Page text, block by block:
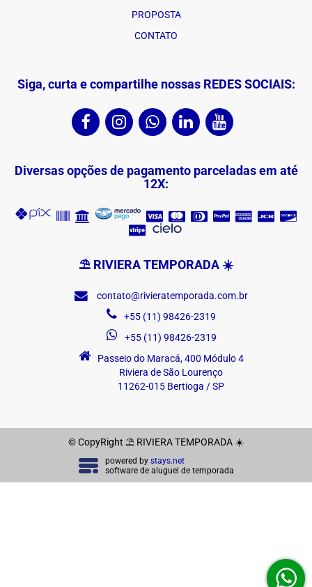
PROPOSTA
CONTATO
Siga, curta e compartilhe nossas REDES SOCIAIS:
Diversas opções de pagamento parceladas em até
12X:
⛱ RIVIERA TEMPORADA ☀️
contato@rivieratemporada.com.br
+55 (11) 98426-2319
+55 (11) 98426-2319
Passeio do Maracá, 400 Módulo 4
Riviera de São Lourenço
11262-015 Bertioga / SP
© CopyRight ⛱ RIVIERA TEMPORADA ☀️
powered by stays.net
software de aluguel de temporada